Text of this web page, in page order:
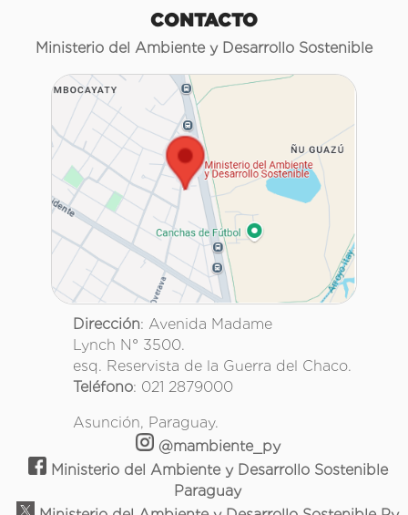
CONTACTO
Ministerio del Ambiente y Desarrollo Sostenible
Dirección: Avenida Madame
Lynch N° 3500.
esq. Reservista de la Guerra del Chaco.
Teléfono: 021 2879000
Asunción, Paraguay.
@mambiente_py
Ministerio del Ambiente y Desarrollo Sostenible
Paraguay